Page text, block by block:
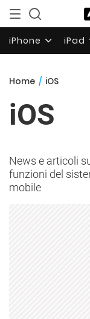
iPhone iPad
Home / iOS
iOS
News e articoli
funzioni del
mobile